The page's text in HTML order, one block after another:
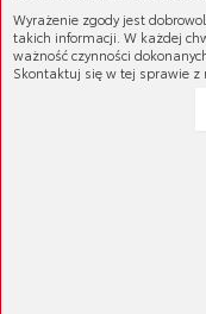
Narzędzie
Wyrażenie zgody jest
takich informacji. W każdej
ważność czynności
Skontaktuj się w tej sprawie